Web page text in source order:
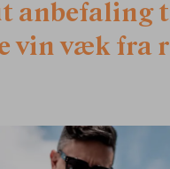
anbefaling
vin væk fra